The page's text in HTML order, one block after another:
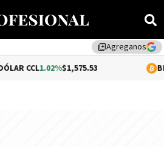
library_addAgreganos
$1,575.53 -